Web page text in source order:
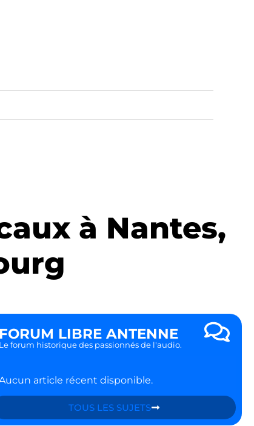
à Nantes,
FORUM LIBRE ANTENNE
Le forum historique des passionnés de l'audio.
article récent disponible.
TOUS LES SUJETS